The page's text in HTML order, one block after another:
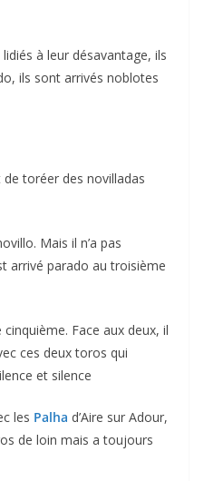
à leur désavantage, ils
ils sont arrivés noblotes
toréer des novilladas
Mais il n’a pas
arrivé parado au troisième
Face aux deux, il
ces deux toros qui
et silence
les Palha d’Aire sur Adour,
de loin mais a toujours